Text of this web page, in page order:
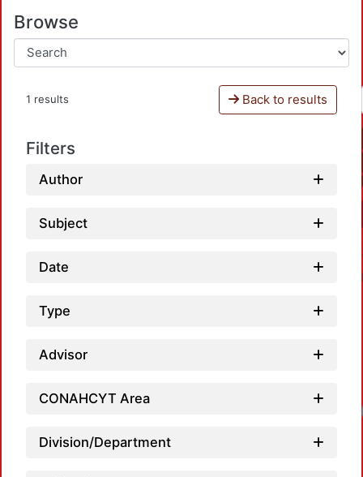
Browse
1 results Back to results
Filters
Author
Subject
Date
Type
Advisor
CONAHCYT Area
Division/Department